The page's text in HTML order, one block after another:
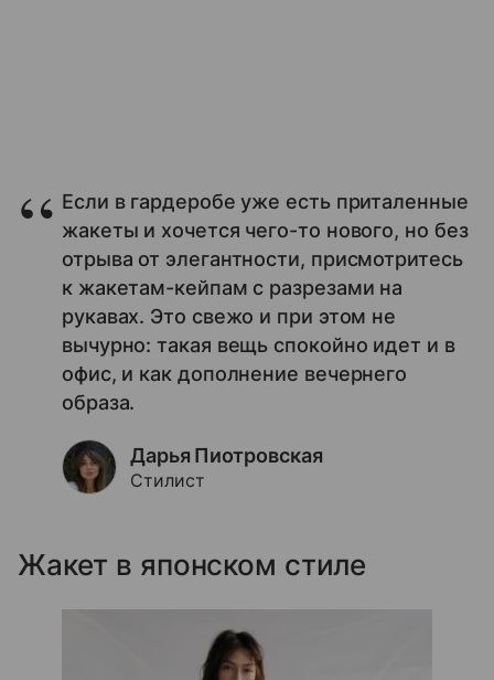
Если в гардеробе уже есть приталенные
жакеты и хочется чего-то нового, но без
отрыва от элегантности, присмотритесь
к жакетам-кейпам с разрезами на
рукавах. Это свежо и при этом не
вычурно: такая вещь спокойно идет и в
офис, и как дополнение вечернего
образа.
Дарья Пиотровская
Стилист
Жакет в японском стиле